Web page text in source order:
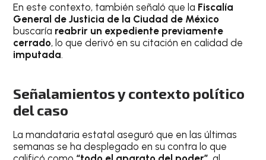
En este contexto, también señaló que la Fiscalía
General de Justicia de la Ciudad de México
buscaría reabrir un expediente previamente
cerrado, lo que derivó en su citación en calidad de
imputada.
Señalamientos y contexto político
del caso
La mandataria estatal aseguró que en las últimas
semanas se ha desplegado en su contra lo que